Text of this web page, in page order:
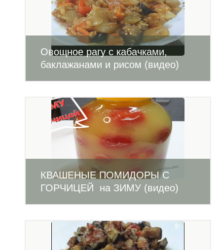
Овощное рагу с кабачками,
баклажанами и рисом (видео)
КВАШЕНЫЕ ПОМИДОРЫ С
ГОРЧИЦЕЙ на ЗИМУ (видео)